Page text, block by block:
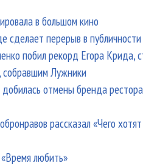
в большом кино
сделает перерыв в публичности
побил рекорд Егора Крида,
Лужники
добилась отмены бренда
рассказал «Чего хотят
любить»